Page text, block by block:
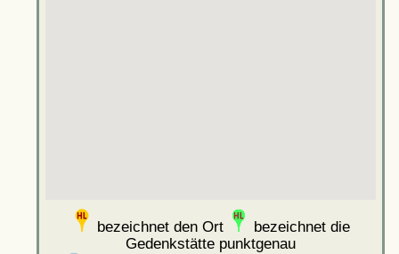
bezeichnet den Ort
bezeichnet die
Gedenkstätte punktgenau